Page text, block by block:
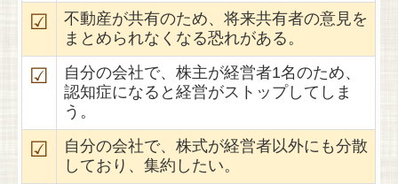
☑
不動産が共有のため、将来共有者の意見を
まとめられなくなる恐れがある。
☑
自分の会社で、株主が経営者1名のため、
認知症になると経営がストップしてしま
う。
☑
自分の会社で、株式が経営者以外にも分散
しており、集約したい。